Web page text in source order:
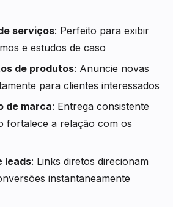
serviços: Perfeito para exibir
e estudos de caso
de produtos: Anuncie novas
para clientes interessados
de marca: Entrega consistente
fortalece a relação com os
leads: Links diretos direcionam
instantaneamente